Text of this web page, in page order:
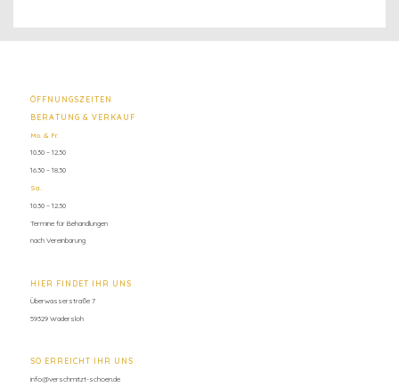
ÖFFNUNGSZEITEN
BERATUNG & VERKAUF
Mo. & Fr.
10.30 – 12.30
16.30 – 18.30
Sa.
10.30 – 12.30
Termine für Behandlungen
nach Vereinbarung
HIER FINDET IHR UNS
Überwasserstraße 7
59329 Wadersloh
SO ERREICHT IHR UNS
info@verschmitzt-schoen.de